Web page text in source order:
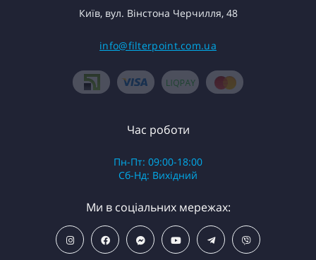
Київ, вул. Вінстона Черчилля, 48
info@filterpoint.com.ua
Час роботи
Пн-Пт: 09:00-18:00
Сб-Нд: Вихідний
Ми в соціальних мережах: